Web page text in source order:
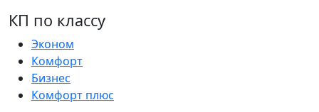
КП по классу
Эконом
Комфорт
Бизнес
Комфорт плюс